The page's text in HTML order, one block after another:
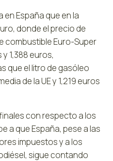
en España que en la
donde el precio de
combustible Euro-Super
1,388 euros,
que el litro de gasóleo
de la UE y 1,219 euros
con respecto a los
a que España, pese a las
impuestos y a los
sigue contando